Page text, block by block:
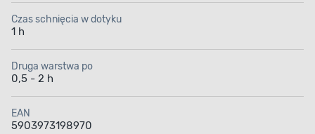
i ochronnego malowania powierzchni stalowych,
Czas schnięcia w dotyku
1 h
Druga warstwa po
0,5 - 2 h
EAN
5903973198970